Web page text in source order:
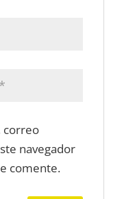
correo
navegador
comente.